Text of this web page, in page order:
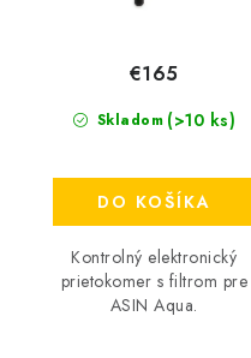
Skladom (>10 ks)
€165
DO KOŠÍKA
Kontrolný elektronický
prietokomer s filtrom pre
ASIN Aqua.